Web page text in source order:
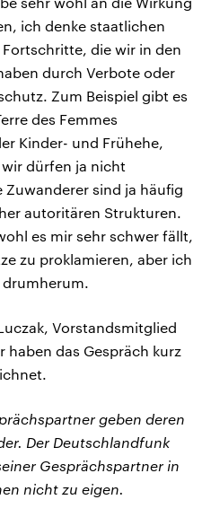
ich denke staatlichen
die wir in den
durch Verbote oder
Zum Beispiel gibt es
des Femmes
Kinder- und Frühehe,
dürfen ja nicht
Zuwanderer sind ja häufig
autoritären Strukturen.
es mir sehr schwer fällt,
zu proklamieren, aber ich
Vorstandsmitglied
haben das Gespräch kurz
geben deren
Der Deutschlandfunk
Gesprächspartner in
nicht zu eigen.